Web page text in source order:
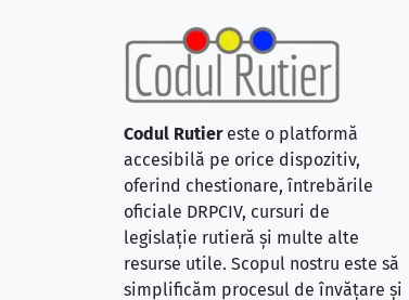
Codul Rutiereste o platformă
accesibilă pe orice dispozitiv,
oferind chestionare, întrebările
oficiale DRPCIV, cursuri de
legislație rutieră și multe alte
resurse utile. Scopul nostru este să
simplificăm procesul de învățare și